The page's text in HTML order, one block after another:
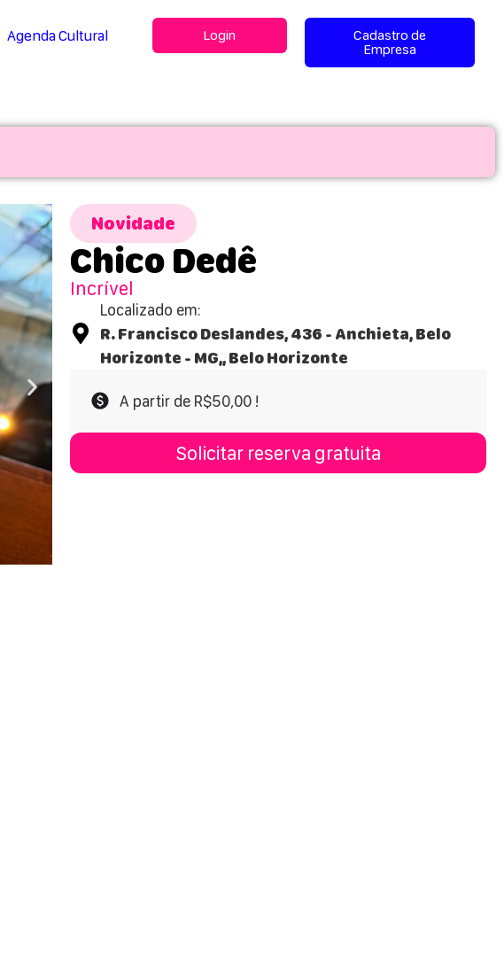
Agenda Cultural Login
Cadastro de
Empresa
Novidade
Chico Dedê
Incrível
Localizado em:
R. Francisco Deslandes, 436 - Anchieta, Belo
Horizonte - MG,, Belo Horizonte
A partir de R$50,00 !
Solicitar reserva gratuita